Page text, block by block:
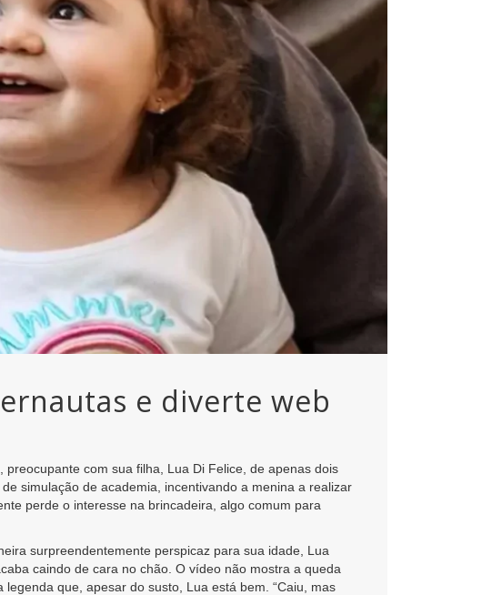
e diverte web
com sua filha, Lua Di Felice, de apenas dois
simulação de academia, incentivando a menina a realizar
perde o interesse na brincadeira, algo comum para
surpreendentemente perspicaz para sua idade, Lua
caindo de cara no chão. O vídeo não mostra a queda
que, apesar do susto, Lua está bem. “Caiu, mas